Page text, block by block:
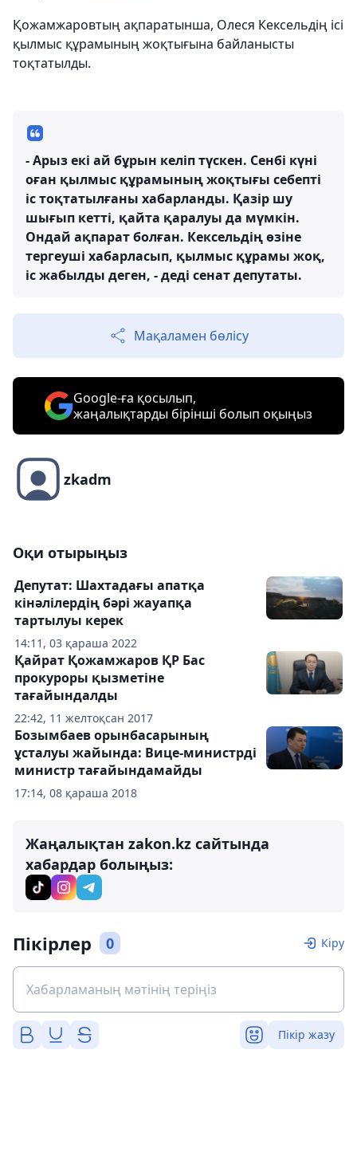
Қожамжаровтың ақпаратынша, Олеся Кексельдің ісі
қылмыс құрамының жоқтығына байланысты
тоқтатылды.
- Арыз екі ай бұрын келіп түскен. Сенбі күні
оған қылмыс құрамының жоқтығы себепті
іс тоқтатылғаны хабарланды. Қазір шу
шығып кетті, қайта қаралуы да мүмкін.
Ондай ақпарат болған. Кексельдің өзіне
тергеуші хабарласып, қылмыс құрамы жоқ,
іс жабылды деген, - деді сенат депутаты.
Мақаламен бөлісу
Google-ға қосылып,
жаңалықтарды бірінші болып оқыңыз
zkadm
Оқи отырыңыз
14:11, 03 қараша 2022
Депутат: Шахтадағы апатқа
кінәлілердің бәрі жауапқа
тартылуы керек
22:42, 11 желтоқсан 2017
Қайрат Қожамжаров ҚР Бас
прокуроры қызметіне
тағайындалды
17:14, 08 қараша 2018
Бозымбаев орынбасарының
ұсталуы жайында: Вице-министрді
министр тағайындамайды
Жаңалықтан zakon.kz сайтында
хабардар болыңыз:
Пікірлер 0 Кіру
Пікір жазу